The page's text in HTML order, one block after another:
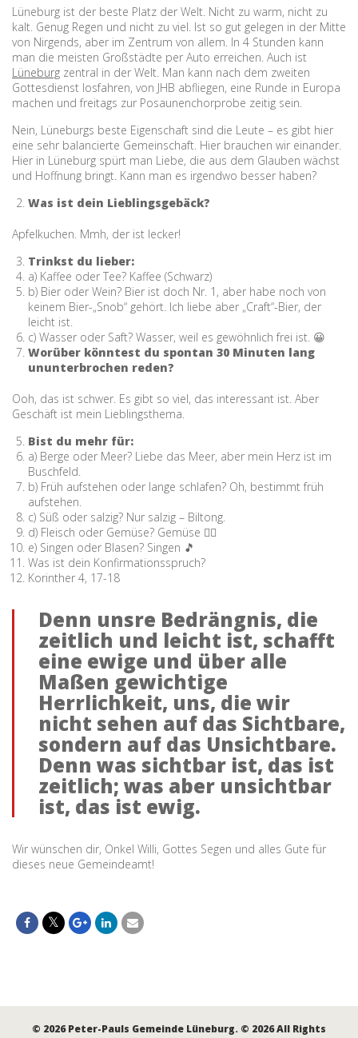
Lüneburg ist der beste Platz der Welt. Nicht zu warm, nicht zu
kalt. Genug Regen und nicht zu viel. Ist so gut gelegen in der Mitte
von Nirgends, aber im Zentrum von allem. In 4 Stunden kann
man die meisten Großstädte per Auto erreichen. Auch ist
Lüneburg zentral in der Welt. Man kann nach dem zweiten
Gottesdienst losfahren, von JHB abfliegen, eine Runde in Europa
machen und freitags zur Posaunenchorprobe zeitig sein.
Nein, Lüneburgs beste Eigenschaft sind die Leute – es gibt hier
eine sehr balancierte Gemeinschaft. Hier brauchen wir einander.
Hier in Lüneburg spürt man Liebe, die aus dem Glauben wächst
und Hoffnung bringt. Kann man es irgendwo besser haben?
Was ist dein Lieblingsgebäck?
Apfelkuchen. Mmh, der ist lecker!
Trinkst du lieber:
a) Kaffee oder Tee? Kaffee (Schwarz)
b) Bier oder Wein? Bier ist doch Nr. 1, aber habe noch von
keinem Bier-„Snob“ gehört. Ich liebe aber „Craft“-Bier, der
leicht ist.
c) Wasser oder Saft? Wasser, weil es gewöhnlich frei ist. 😀
Worüber könntest du spontan 30 Minuten lang
ununterbrochen reden?
Ooh, das ist schwer. Es gibt so viel, das interessant ist. Aber
Geschäft ist mein Lieblingsthema.
Bist du mehr für:
a) Berge oder Meer? Liebe das Meer, aber mein Herz ist im
Buschfeld.
b) Früh aufstehen oder lange schlafen? Oh, bestimmt früh
aufstehen.
c) Süß oder salzig? Nur salzig – Biltong.
d) Fleisch oder Gemüse? Gemüse 👍🏻
e) Singen oder Blasen? Singen 🎵
Was ist dein Konfirmationsspruch?
Korinther 4, 17-18
Denn unsre Bedrängnis, die
zeitlich und leicht ist, schafft
eine ewige und über alle
Maßen gewichtige
Herrlichkeit, uns, die wir
nicht sehen auf das Sichtbare,
sondern auf das Unsichtbare.
Denn was sichtbar ist, das ist
zeitlich; was aber unsichtbar
ist, das ist ewig.
Wir wünschen dir, Onkel Willi, Gottes Segen und alles Gute für
dieses neue Gemeindeamt!
© 2026 Peter-Pauls Gemeinde Lüneburg. © 2026 All Rights